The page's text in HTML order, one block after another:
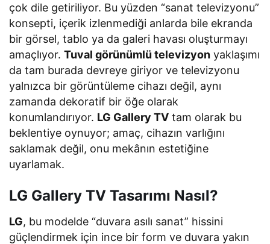
çok dile getiriliyor. Bu yüzden “sanat televizyonu”
konsepti, içerik izlenmediği anlarda bile ekranda
bir görsel, tablo ya da galeri havası oluşturmayı
amaçlıyor.Tuval görünümlü televizyon yaklaşımı
da tam burada devreye giriyor ve televizyonu
yalnızca bir görüntüleme cihazı değil, aynı
zamanda dekoratif bir öğe olarak
konumlandırıyor. LG Gallery TV tam olarak bu
beklentiye oynuyor; amaç, cihazın varlığını
saklamak değil, onu mekânın estetiğine
uyarlamak.
LG Gallery TV Tasarımı Nasıl?
LG, bu modelde “duvara asılı sanat” hissini
güçlendirmek için ince bir form ve duvara yakın